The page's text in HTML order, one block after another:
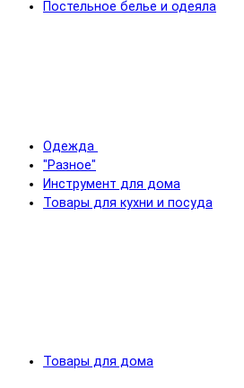
Постельное белье и одеяла
Одежда
"Разное"
Инструмент для дома
Товары для кухни и посуда
Товары для дома